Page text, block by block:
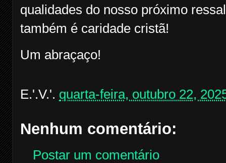
qualidades do nosso próximo
também é caridade cristã!
Um abraçaço!
E.'.V.'. quarta-feira, outubro 22,
Nenhum comentário:
Postar um comentário